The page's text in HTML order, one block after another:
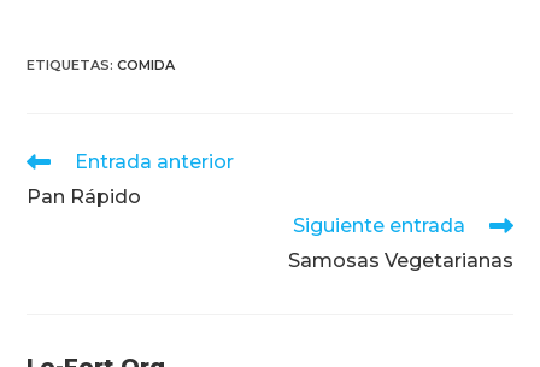
ETIQUETAS:COMIDA
Leer
artículos
Entrada anterior
Pan Rápido
Siguiente entrada
Samosas Vegetarianas